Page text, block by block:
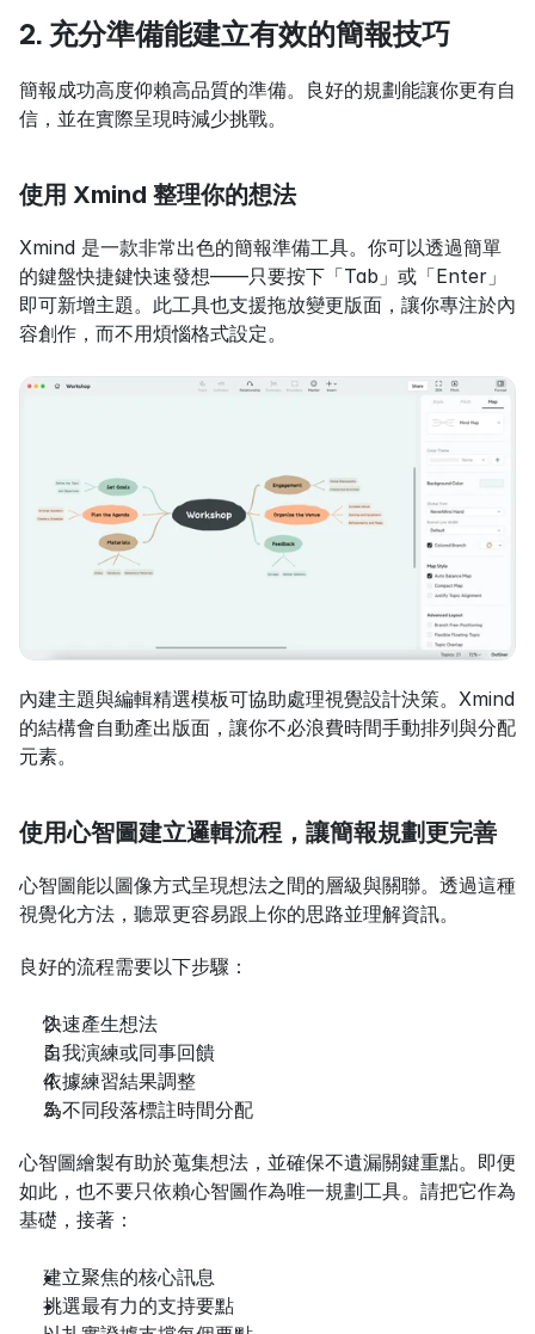
2. 充分準備能建立有效的簡報技巧
簡報成功高度仰賴高品質的準備。良好的規劃能讓你更有自
信，並在實際呈現時減少挑戰。
使用 Xmind 整理你的想法
Xmind 是一款非常出色的簡報準備工具。你可以透過簡單
的鍵盤快捷鍵快速發想——只要按下「Tab」或「Enter」
即可新增主題。此工具也支援拖放變更版面，讓你專注於內
容創作，而不用煩惱格式設定。
內建主題與編輯精選模板可協助處理視覺設計決策。Xmind
的結構會自動產出版面，讓你不必浪費時間手動排列與分配
元素。
使用心智圖建立邏輯流程，讓簡報規劃更完善
心智圖能以圖像方式呈現想法之間的層級與關聯。透過這種
視覺化方法，聽眾更容易跟上你的思路並理解資訊。
良好的流程需要以下步驟：
快速產生想法
自我演練或同事回饋
依據練習結果調整
為不同段落標註時間分配
心智圖繪製有助於蒐集想法，並確保不遺漏關鍵重點。即便
如此，也不要只依賴心智圖作為唯一規劃工具。請把它作為
基礎，接著：
建立聚焦的核心訊息
挑選最有力的支持要點